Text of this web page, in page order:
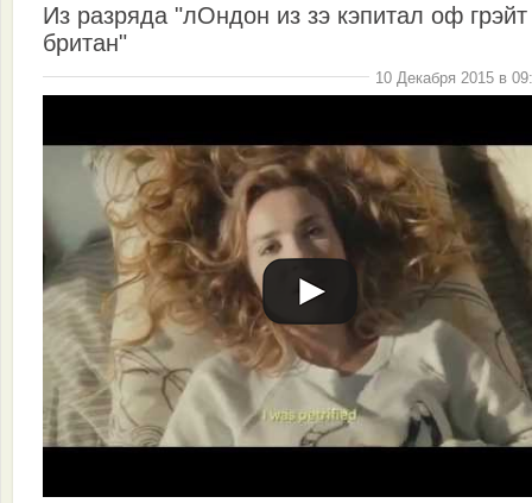
Из разряда "лОндон из зэ кэпитал оф грэйт
британ"
10 Декабря 2015 в